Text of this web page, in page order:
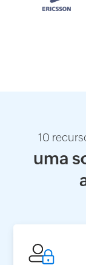
10
uma